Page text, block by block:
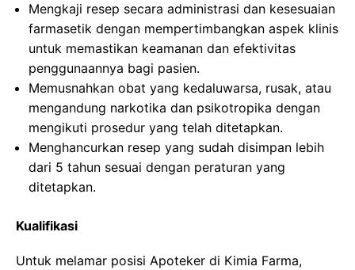
Mengkaji resep secara administrasi dan kesesuaian
farmasetik dengan mempertimbangkan aspek klinis
untuk memastikan keamanan dan efektivitas
penggunaannya bagi pasien.
Memusnahkan obat yang kedaluwarsa, rusak, atau
mengandung narkotika dan psikotropika dengan
mengikuti prosedur yang telah ditetapkan.
Menghancurkan resep yang sudah disimpan lebih
dari 5 tahun sesuai dengan peraturan yang
ditetapkan.
Kualifikasi
Untuk melamar posisi Apoteker di Kimia Farma,